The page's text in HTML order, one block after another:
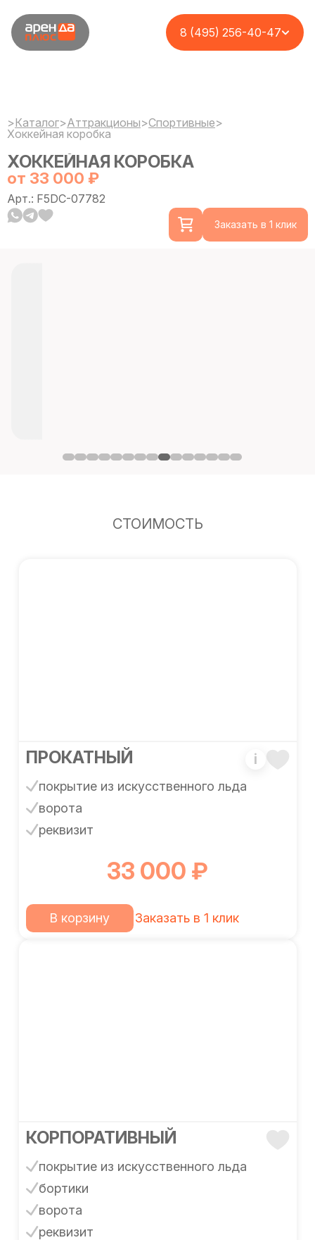
8 (495) 256-40-47
>Каталог>Аттракционы>Спортивные>
Хоккейная коробка
ХОККЕЙНАЯ КОРОБКА
от 33 000 ₽
Арт.: F5DC-07782
Заказать в 1 клик
СТОИМОСТЬ
ПРОКАТНЫЙ i
покрытие из искусственного льда
ворота
реквизит
33 000 ₽
В корзину Заказать в 1 клик
КОРПОРАТИВНЫЙ
покрытие из искусственного льда
бортики
ворота
реквизит